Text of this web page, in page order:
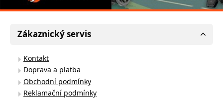
Zákaznický servis
Kontakt
Doprava a platba
Obchodní podmínky
Reklamační podmínky